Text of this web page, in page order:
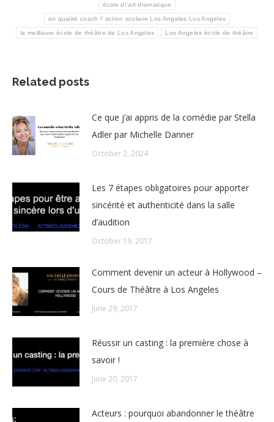
école d\'art dramatique
en qualité coach l' action scolaire Los Angeles Los Angeles
la meilleure école de théâtre de Los Angeles Los Angeles école de théâtre
Related posts
Ce que j’ai appris de la comédie par Stella
Adler par Michelle Danner
October 3, 2024
Les 7 étapes obligatoires pour apporter
sincérité et authenticité dans la salle
d’audition
October 19, 2017
Comment devenir un acteur à Hollywood –
Cours de Théâtre à Los Angeles
June 29, 2017
Réussir un casting : la première chose à
savoir !
June 20, 2017
Acteurs : pourquoi abandonner le théâtre